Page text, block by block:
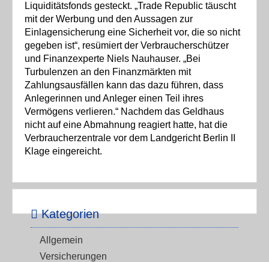
Liquiditätsfonds gesteckt. „Trade Republic täuscht
mit der Werbung und den Aussagen zur
Einlagensicherung eine Sicherheit vor, die so nicht
gegeben ist“, resümiert der Verbraucherschützer
und Finanzexperte Niels Nauhauser. „Bei
Turbulenzen an den Finanzmärkten mit
Zahlungsausfällen kann das dazu führen, dass
Anlegerinnen und Anleger einen Teil ihres
Vermögens verlieren.“ Nachdem das Geldhaus
nicht auf eine Abmahnung reagiert hatte, hat die
Verbraucherzentrale vor dem Landgericht Berlin II
Klage eingereicht.
Kategorien
Allgemein
Versicherungen